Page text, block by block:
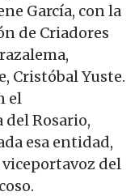
García, con la
de Criadores
Cristóbal Yuste.
el
Rosario,
esa entidad,
del